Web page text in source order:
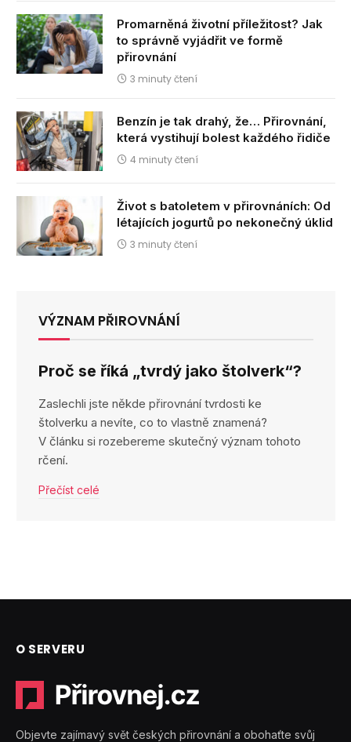
Promarněná životní příležitost? Jak
to správně vyjádřit ve formě
přirovnání
3 minuty čtení
Benzín je tak drahý, že… Přirovnání,
která vystihují bolest každého řidiče
4 minuty čtení
Život s batoletem v přirovnáních: Od
létajících jogurtů po nekonečný úklid
3 minuty čtení
VÝZNAM PŘIROVNÁNÍ
Proč se říká „tvrdý jako štolverk“?
Zaslechli jste někde přirovnání tvrdosti ke
štolverku a nevíte, co to vlastně znamená?
V článku si rozebereme skutečný význam tohoto
rčení.
Přečíst celé
O SERVERU
Objevte zajímavý svět českých přirovnání a obohaťte svůj